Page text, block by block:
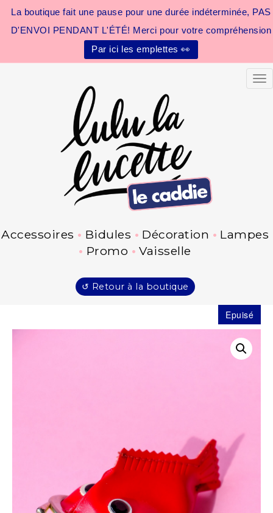
La boutique fait une pause pour une durée indéterminée, PAS
D'ENVOI PENDANT L'ÉTÉ! Merci pour votre compréhension
Par ici les emplettes 👀
Accessoires Bidules Décoration
Lampes
Promo
Vaisselle
↺ Retour à la boutique
Epuisé